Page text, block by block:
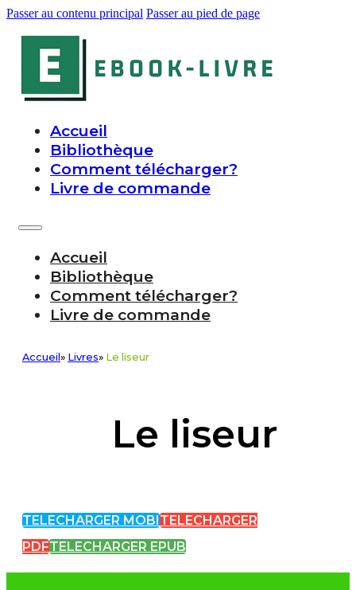
Passer au contenu principal Passer au pied de page
Accueil
Bibliothèque
Comment télécharger?
Livre de commande
Accueil
Bibliothèque
Comment télécharger?
Livre de commande
Accueil » Livres» Le liseur
Le liseur
TELECHARGER MOBI TELECHARGER
PDFTELECHARGER EPUB